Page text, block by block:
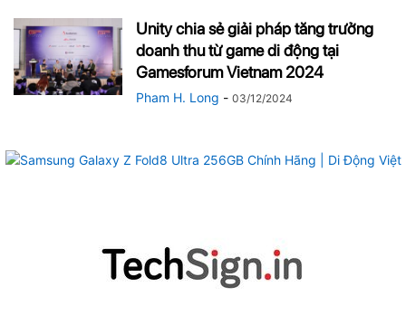
Unity chia sẻ giải pháp tăng trưởng
doanh thu từ game di động tại
Gamesforum Vietnam 2024
Pham H. Long - 03/12/2024